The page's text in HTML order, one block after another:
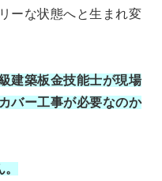
ーな状態へと生まれ変
建築板金技能士が現場
バー工事が必要なのか